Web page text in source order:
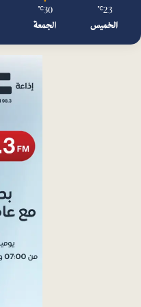
23
℃
الخميس
30
℃
الجمعة